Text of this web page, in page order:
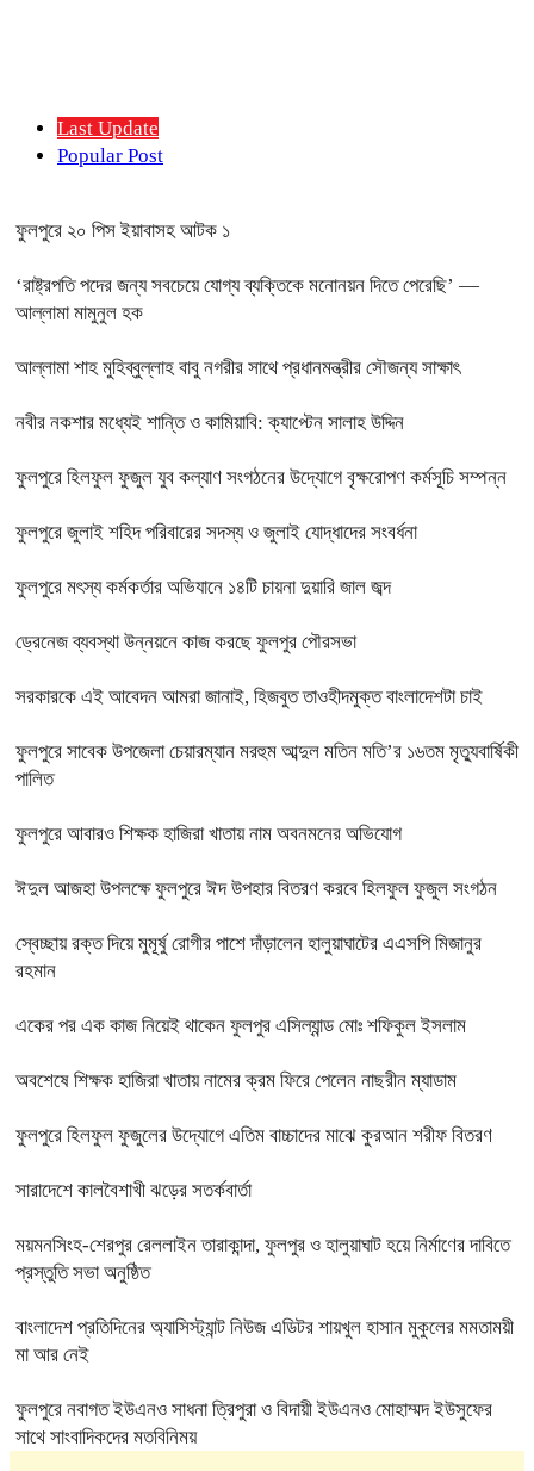
Last Update
Popular Post
ফুলপুরে ২০ পিস ইয়াবাসহ আটক ১
‘রাষ্ট্রপতি পদের জন্য সবচেয়ে যোগ্য ব্যক্তিকে মনোনয়ন দিতে পেরেছি’ —
আল্লামা মামুনুল হক
আল্লামা শাহ মুহিব্বুল্লাহ বাবু নগরীর সাথে প্রধানমন্ত্রীর সৌজন্য সাক্ষাৎ
নবীর নকশার মধ্যেই শান্তি ও কামিয়াবি: ক্যাপ্টেন সালাহ উদ্দিন
ফুলপুরে হিলফুল ফুজুল যুব কল্যাণ সংগঠনের উদ্যোগে বৃক্ষরোপণ কর্মসূচি সম্পন্ন
ফুলপুরে জুলাই শহিদ পরিবারের সদস্য ও জুলাই যোদ্ধাদের সংবর্ধনা
ফুলপুরে মৎস্য কর্মকর্তার অভিযানে ১৪টি চায়না দুয়ারি জাল জব্দ
ড্রেনেজ ব্যবস্থা উন্নয়নে কাজ করছে ফুলপুর পৌরসভা
সরকারকে এই আবেদন আমরা জানাই, হিজবুত তাওহীদমুক্ত বাংলাদেশটা চাই
ফুলপুরে সাবেক উপজেলা চেয়ারম্যান মরহুম আব্দুল মতিন মতি’র ১৬তম মৃত্যুবার্ষিকী
পালিত
ফুলপুরে আবারও শিক্ষক হাজিরা খাতায় নাম অবনমনের অভিযোগ
ঈদুল আজহা উপলক্ষে ফুলপুরে ঈদ উপহার বিতরণ করবে হিলফুল ফুজুল সংগঠন
স্বেচ্ছায় রক্ত দিয়ে মুমূর্ষু রোগীর পাশে দাঁড়ালেন হালুয়াঘাটের এএসপি মিজানুর
রহমান
একের পর এক কাজ নিয়েই থাকেন ফুলপুর এসিল্যান্ড মোঃ শফিকুল ইসলাম
অবশেষে শিক্ষক হাজিরা খাতায় নামের ক্রম ফিরে পেলেন নাছরীন ম্যাডাম
ফুলপুরে হিলফুল ফুজুলের উদ্যোগে এতিম বাচ্চাদের মাঝে কুরআন শরীফ বিতরণ
সারাদেশে কালবৈশাখী ঝড়ের সতর্কবার্তা
ময়মনসিংহ-শেরপুর রেললাইন তারাকান্দা, ফুলপুর ও হালুয়াঘাট হয়ে নির্মাণের দাবিতে
প্রস্তুতি সভা অনুষ্ঠিত
বাংলাদেশ প্রতিদিনের অ্যাসিস্ট্যান্ট নিউজ এডিটর শায়খুল হাসান মুকুলের মমতাময়ী
মা আর নেই
ফুলপুরে নবাগত ইউএনও সাধনা ত্রিপুরা ও বিদায়ী ইউএনও মোহাম্মদ ইউসুফের
সাথে সাংবাদিকদের মতবিনিময়